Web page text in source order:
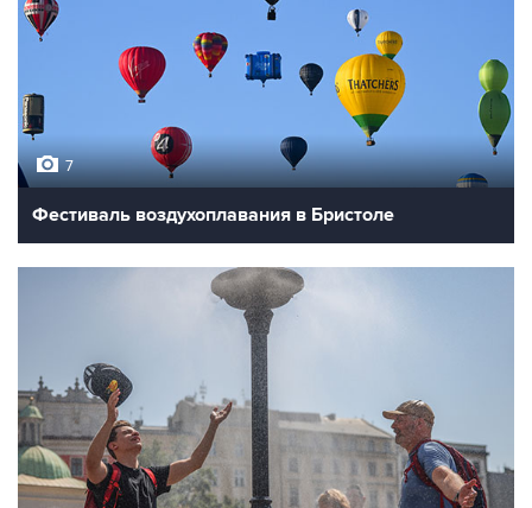
7
Фестиваль воздухоплавания в Бристоле